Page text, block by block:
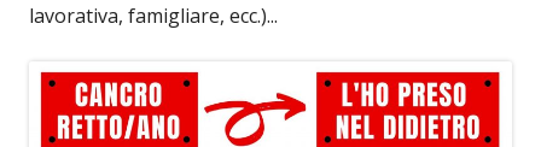
lavorativa, famigliare, ecc.)...